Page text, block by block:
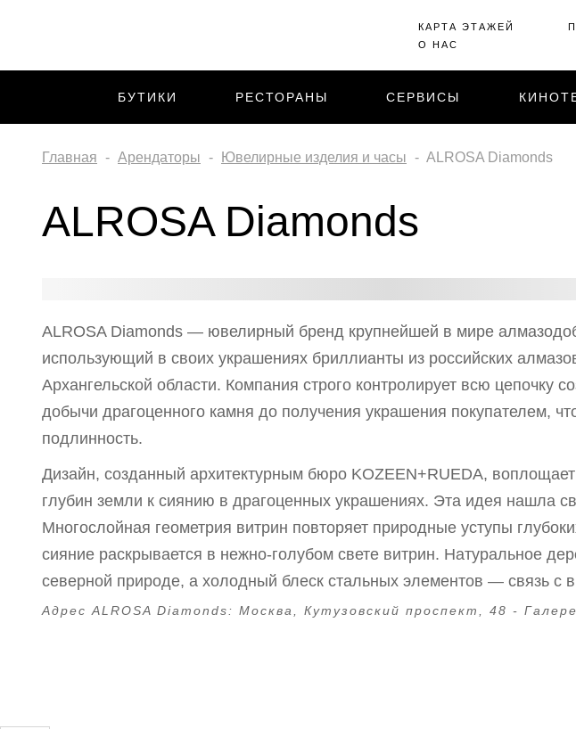
КАРТА ЭТАЖЕЙ
О НАС
БУТИКИ РЕСТОРАНЫ СЕРВИСЫ
Главная Арендаторы Ювелирные изделия и часы ALROSA Diamonds
ALROSA Diamonds
ALROSA Diamonds — ювелирный бренд крупнейшей в мире
использующий в своих украшениях бриллианты из российских
Архангельской области. Компания строго контролирует всю цепочку
добычи драгоценного камня до получения украшения покупателем,
подлинность.
Дизайн, созданный архитектурным бюро KOZEEN+RUEDA,
глубин земли к сиянию в драгоценных украшениях. Эта идея нашла
Многослойная геометрия витрин повторяет природные уступы
сияние раскрывается в нежно-голубом свете витрин. Натуральное
северной природе, а холодный блеск стальных элементов — связь с
Адрес ALROSA Diamonds: Москва, Кутузовский проспект, 48 -